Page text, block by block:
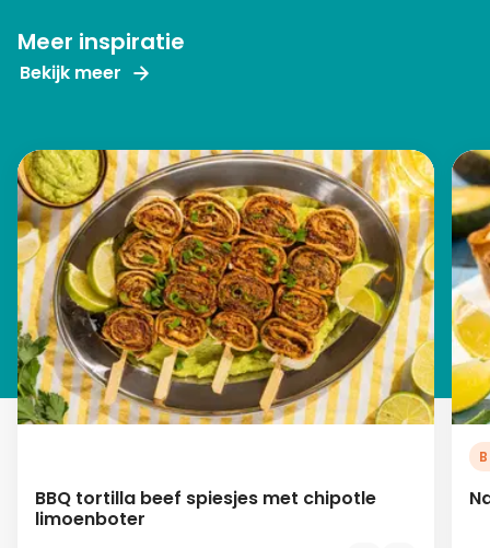
Meer inspiratie
Bekijk meer
BBQ tortilla beef spiesjes met chipotle
limoenboter